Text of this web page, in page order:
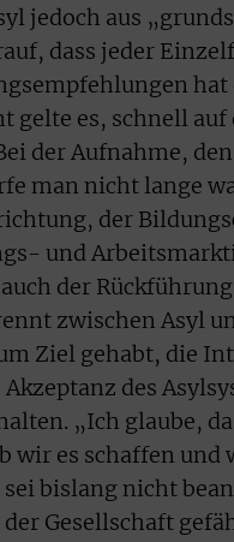
jedoch aus
dass jeder
gelte es, schnell auf
der Aufnahme,
man nicht lange
der
und
der
zwischen Asyl
Ziel gehabt, die
des
„Ich glaube,
wir es schaffen und
sei bislang nicht
Gesellschaft